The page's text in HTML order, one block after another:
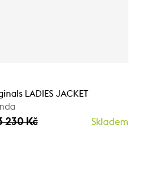
LADIES JACKET
230 Kč Skladem